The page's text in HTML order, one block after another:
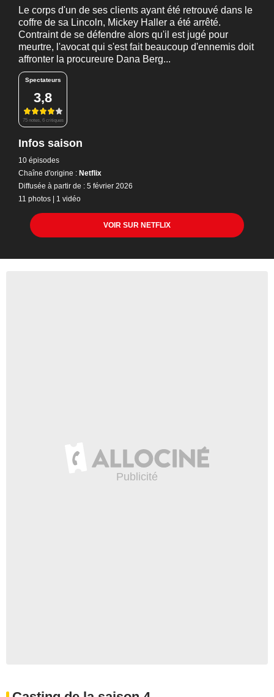
Le corps d'un de ses clients ayant été retrouvé dans le
coffre de sa Lincoln, Mickey Haller a été arrêté.
Contraint de se défendre alors qu'il est jugé pour
meurtre, l'avocat qui s'est fait beaucoup d'ennemis doit
affronter la procureure Dana Berg...
Spectateurs
3,8
75 notes, 6 critiques
Infos saison
10 épisodes
Chaîne d'origine : Netflix
Diffusée à partir de : 5 février 2026
11 photos | 1 vidéo
VOIR SUR NETFLIX